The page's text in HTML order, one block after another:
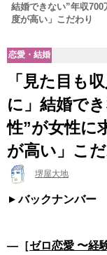
結婚できない”年収
度が高い」こだわり
恋愛・結婚
「見た目も
に」結婚で
性”が女性に
が高い」こ
堺屋大地
バックナンバー
―［ゼロ恋愛 〜経